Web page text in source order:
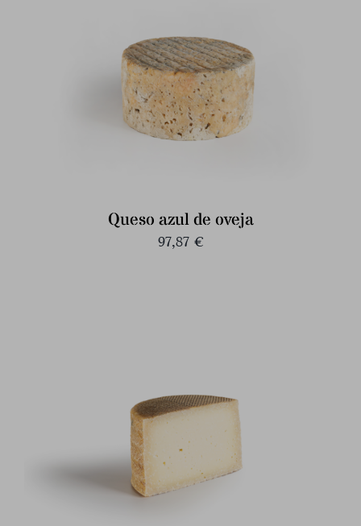
Queso azul de oveja
97,87 €